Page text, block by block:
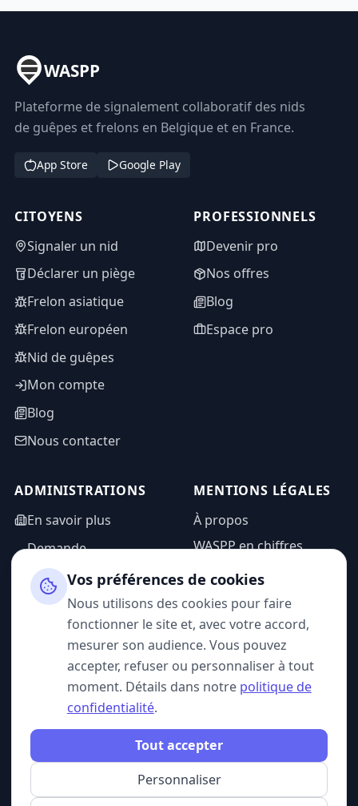
WASPP
Plateforme de signalement collaboratif des nids
de guêpes et frelons en Belgique et en France.
App Store Google Play
CITOYENS
Signaler un nid
Déclarer un piège
Frelon asiatique
Frelon européen
Nid de guêpes
Mon compte
Blog
Nous contacter
PROFESSIONNELS
Devenir pro
Nos offres
Blog
Espace pro
ADMINISTRATIONS
En savoir plus
Demande
d'information
Espace admin
MENTIONS LÉGALES
À propos
WASPP en chiffres
Mentions légales
Politique de
confidentialité
CGU
SUIVEZ-NOUS
© 2026 WASPP. Tous droits réservés.
Vos préférences de cookies
Nous utilisons des cookies pour faire
fonctionner le site et, avec votre accord,
mesurer son audience. Vous pouvez
accepter, refuser ou personnaliser à tout
moment. Détails dans notre politique de
confidentialité.
Personnaliser
Tout accepter